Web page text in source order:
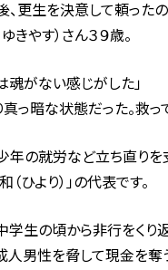
、更生を決意して頼った
きやす）さん３９歳。
魂がない感じがした」
っ暗な状態だった。救っ
年の就労など立ち直りを
ひより）」の代表です。
学生の頃から非行をくり
人男性を脅して現金を奪